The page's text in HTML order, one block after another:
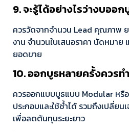
9. จะรู้ได้อย่างไรว่างบออ
ควรวัดจากจำนวน Lead คุณภาพ
งาน จำนวนใบเสนอราคา นัดหมา
ยอดขาย
10. ออกบูธหลายครั้งควรท
ควรออกแบบบูธแบบ Modular หรื
ประกอบและใช้ซ้ำได้ รวมถึงเปลี่ย
เพื่อลดต้นทุนระยะยาว